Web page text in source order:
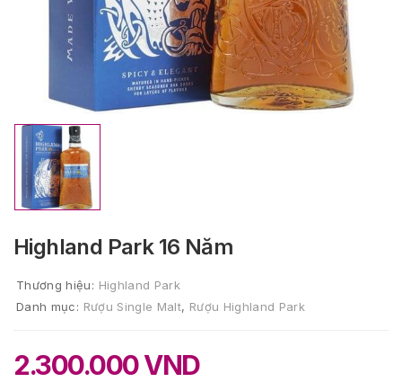
Highland Park 16 Năm
Thương hiệu: Highland Park
Danh mục: Rượu Single Malt, Rượu Highland Park
2.300.000VND